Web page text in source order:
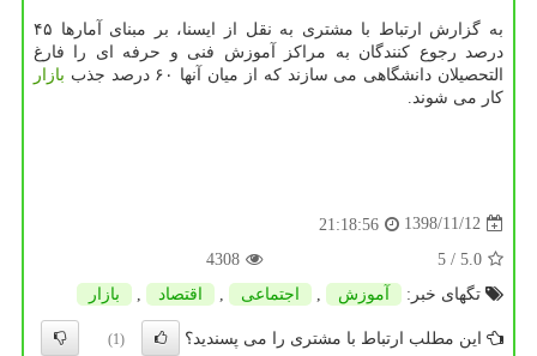
به گزارش ارتباط با مشتری به نقل از ایسنا، بر مبنای آمارها ۴۵
درصد رجوع كنندگان به مراكز آموزش فنی و حرفه ای را فارغ
التحصیلان دانشگاهی می سازند كه از میان آنها ۶۰ درصد جذب
بازار
كار می شوند.
1398/11/12
21:18:56
5.0
/ 5
4308
تگهای خبر:
آموزش , اجتماعی , اقتصاد , بازار
این مطلب ارتباط با مشتری را می پسندید؟
(1)